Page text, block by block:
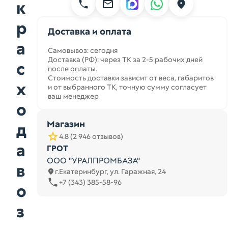
к
р
а
с
х
о
д
а
в
о
з
Доставка и оплата
Самовывоз: сегодня
Доставка (РФ): через ТК за 2-5 рабочих дней
после оплаты.
Стоимость доставки зависит от веса, габаритов
и от выбранного ТК, точную сумму согласует
ваш менеджер
Магазин
4.8 (2 946 отзывов)
ГРОТ
ООО "УРАЛПРОМБАЗА"
г.Екатеринбург, ул. Гаражная, 24
+7 (343) 385-58-96